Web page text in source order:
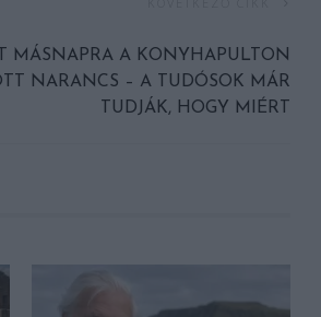
MÁSNAPRA A KONYHAPULTON
NARANCS – A TUDÓSOK MÁR
TUDJÁK, HOGY MIÉRT